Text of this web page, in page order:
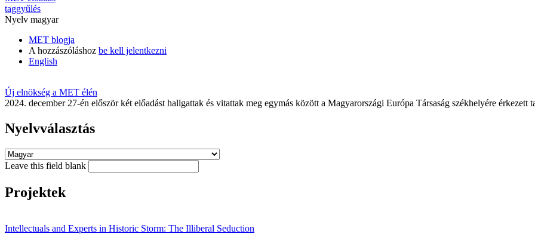
taggyűlés
Nyelv magyar
MET blogja
A hozzászóláshoz be kell jelentkezni
English
Új elnökség a MET élén
2024. december 27-én először két előadást hallgattak és vitattak meg egymás között a Magyarországi Európa Társaság székhelyére érkezett
Nyelvválasztás
Leave this field blank
Projektek
Intellectuals and Experts in Historic Storm: The Illiberal Seduction